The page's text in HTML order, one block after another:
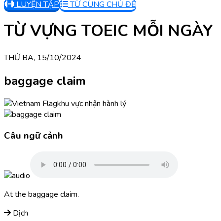
LUYỆN TẬP TỪ CÙNG CHỦ ĐỀ
TỪ VỰNG TOEIC MỖI NGÀY
THỨ BA, 15/10/2024
baggage claim
khu vực nhận hành lý
Câu ngữ cảnh
At the baggage claim.
Dịch